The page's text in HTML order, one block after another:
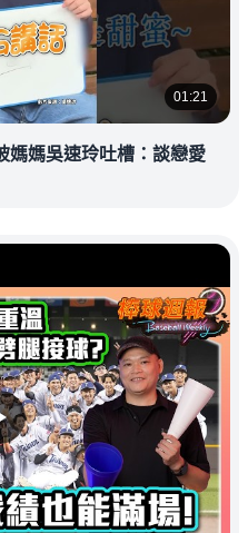
01:21
媽媽吳速玲吐槽：談戀愛